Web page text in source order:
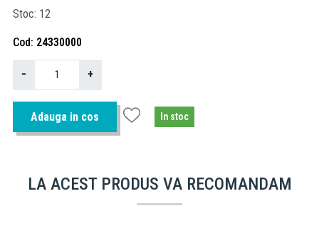
Stoc 12
Cod 24330000
− +
Adauga in cos In stoc
LA ACEST PRODUS VA RECOMANDAM